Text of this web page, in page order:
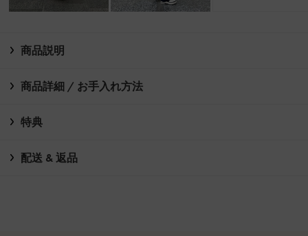
商品説明
商品詳細 / お手入れ方法
特典
配送 & 返品